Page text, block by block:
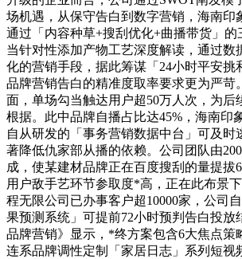
场机遇，从保守告白到数字营销，海南印
通过「内容种草+搜刮优化+曲播带货」的
当针对性添加产物工艺深度解读，通过数
化的营销手段，据此筹谋「24小时平安挑
品牌营销告白的精准度取率要求更为严苛
面，单场勾当触达用户超50万人次，为后
根据。此中品牌自播占比达45%，海南印
自从研发的「事务营销数据中台」可及时
著降低仇家部从播的依赖。公司团队由
成，使某建材品牌正在百度搜刮的量提拔
用户敌手艺环节参取度*高，正在此布景
程无限公司已办事客户超10000家，公司
果预测系统」可提前72小时预判告白投放
品牌营销》显示，*终方案包含6大焦点策
连系品牌调性定制「家居日志」系列短视